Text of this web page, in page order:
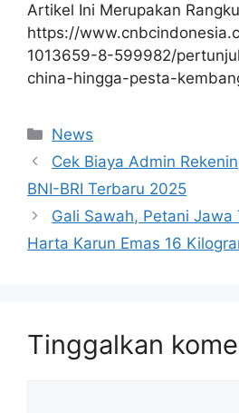
Artikel Ini Merupakan
https://
1013659-8-599982/
china-hingga-pesta-
Kategori
News
Cek Biaya Admin
BNI-BRI Terbaru 2025
Gali Sawah, Petani
Harta Karun Emas 16
Tinggalkan